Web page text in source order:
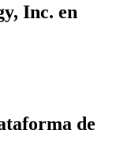
Inc. en
de